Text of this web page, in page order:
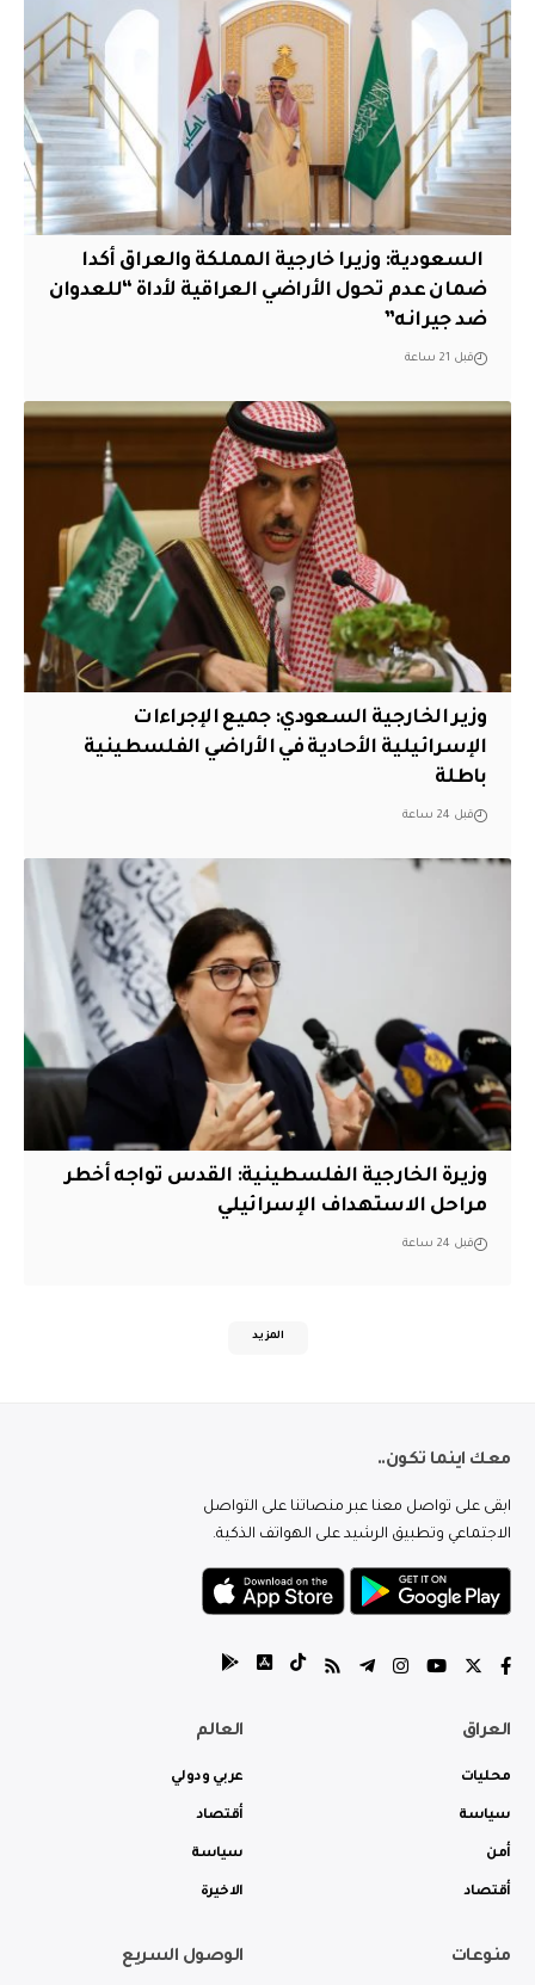
‏ السعودية: وزيرا خارجية المملكة والعراق أكدا
ضمان عدم تحول الأراضي العراقية لأداة “للعدوان
ضد جيرانه”
قبل 21 ساعة
وزير الخارجية السعودي: جميع الإجراءات
الإسرائيلية الأحادية في الأراضي الفلسطينية
باطلة
قبل 24 ساعة
وزيرة الخارجية الفلسطينية: القدس تواجه أخطر
مراحل الاستهداف الإسرائيلي
قبل 24 ساعة
المزيد
معك اينما تكون..
ابقى على تواصل معنا عبر منصاتنا على التواصل
الاجتماعي وتطبيق الرشيد على الهواتف الذكية.
العراق
محليات
سياسة
أمن
أقتصاد
العالم
عربي ودولي
أقتصاد
سياسة
الاخيرة
منوعات الوصول السريع